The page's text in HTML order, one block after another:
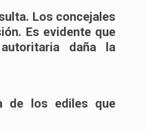
Los concejales
Es evidente que
daña la
de los ediles que